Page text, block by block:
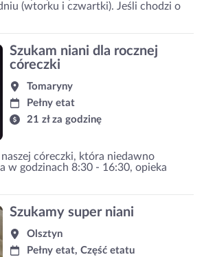
(wtorku i czwartki). Jeśli chodzi o
Szukam niani dla rocznej
córeczki
Tomaryny
Pełny etat
21 zł za godzinę
córeczki, która niedawno
w godzinach 8:30 - 16:30, opieka
Szukamy super niani
Olsztyn
Pełny etat, Część etatu